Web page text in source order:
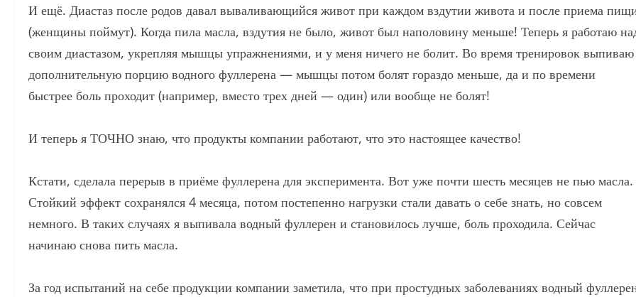
И ещё. Диастаз после родов давал вываливающийся живот при каждом вздутии живота и после приема
(женщины поймут). Когда пила масла, вздутия не было, живот был наполовину меньше! Теперь я работаю
своим диастазом, укрепляя мышцы упражнениями, и у меня ничего не болит. Во время тренировок выпиваю
дополнительную порцию водного фуллерена — мышцы потом болят гораздо меньше, да и по времени
быстрее боль проходит (например, вместо трех дней — один) или вообще не болят!
И теперь я ТОЧНО знаю, что продукты компании работают, что это настоящее качество!
Кстати, сделала перерыв в приёме фуллерена для эксперимента. Вот уже почти шесть месяцев не пью масла.
Стойкий эффект сохранялся 4 месяца, потом постепенно нагрузки стали давать о себе знать, но совсем
немного. В таких случаях я выпивала водный фуллерен и становилось лучше, боль проходила. Сейчас
начинаю снова пить масла.
За год испытаний на себе продукции компании заметила, что при простудных заболеваниях водный